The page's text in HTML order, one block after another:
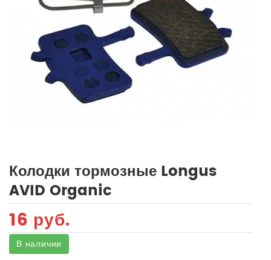
Колодки тормозные Longus
AVID Organic
16 руб.
В наличии